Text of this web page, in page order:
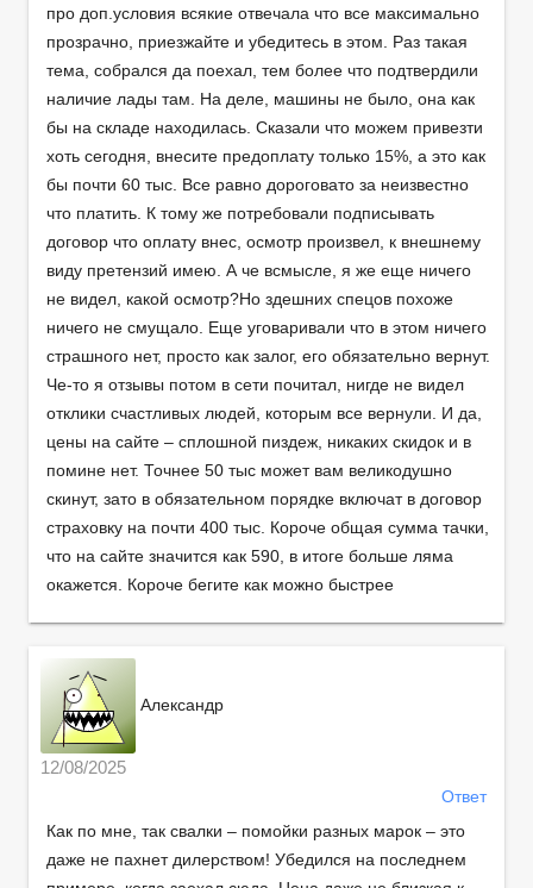
про доп.условия всякие отвечала что все максимально
прозрачно, приезжайте и убедитесь в этом. Раз такая
тема, собрался да поехал, тем более что подтвердили
наличие лады там. На деле, машины не было, она как
бы на складе находилась. Сказали что можем привезти
хоть сегодня, внесите предоплату только 15%, а это как
бы почти 60 тыс. Все равно дороговато за неизвестно
что платить. К тому же потребовали подписывать
договор что оплату внес, осмотр произвел, к внешнему
виду претензий имею. А че всмысле, я же еще ничего
не видел, какой осмотр?Но здешних спецов похоже
ничего не смущало. Еще уговаривали что в этом ничего
страшного нет, просто как залог, его обязательно вернут.
Че-то я отзывы потом в сети почитал, нигде не видел
отклики счастливых людей, которым все вернули. И да,
цены на сайте – сплошной пиздеж, никаких скидок и в
помине нет. Точнее 50 тыс может вам великодушно
скинут, зато в обязательном порядке включат в договор
страховку на почти 400 тыс. Короче общая сумма тачки,
что на сайте значится как 590, в итоге больше ляма
окажется. Короче бегите как можно быстрее
Александр
12/08/2025
Ответ
Как по мне, так свалки – помойки разных марок – это
даже не пахнет дилерством! Убедился на последнем